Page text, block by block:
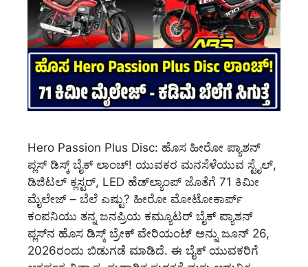
Hero Passion Plus Disc: ಹೊಸ ಹೀರೋ ಪ್ಯಾಶನ್
ಪ್ಲಸ್ ಡಿಸ್ಕ್ ಬೈಕ್ ಲಾಂಚ್! ಯುವಕರ ಮನಸೆಳೆಯುವ ಸ್ಟೈಲ್,
ಡಿಜಿಟಲ್ ಕ್ಲಸ್ಟರ್, LED ಹೆಡ್‌ಲ್ಯಾಂಪ್ ಜೊತೆಗೆ 71 ಕಿಮೀ
ಮೈಲೇಜ್ – ಬೆಲೆ ಎಷ್ಟು? ಹೀರೋ ಮೋಟೋಕಾರ್ಪ್
ಕಂಪನಿಯು ತನ್ನ ಜನಪ್ರಿಯ ಕಮ್ಯೂಟರ್ ಬೈಕ್ ಪ್ಯಾಶನ್
ಪ್ಲಸ್‌ನ ಹೊಸ ಡಿಸ್ಕ್ ಬ್ರೇಕ್ ವೇರಿಯಂಟ್ ಅನ್ನು ಜೂನ್ 26,
2026ರಂದು ಬಿಡುಗಡೆ ಮಾಡಿದೆ. ಈ ಬೈಕ್ ಯುವಕರಿಗೆ